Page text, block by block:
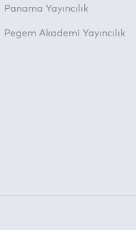
Panama Yayıncılık
Pegem Akademi Yayıncılık